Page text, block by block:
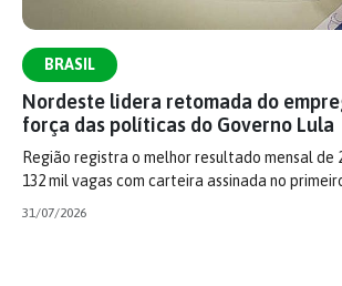
BRASIL
Nordeste lidera retomada do
força das políticas do Governo Lula
Região registra o melhor resultado mensal de
132 mil vagas com carteira assinada no
31/07/2026